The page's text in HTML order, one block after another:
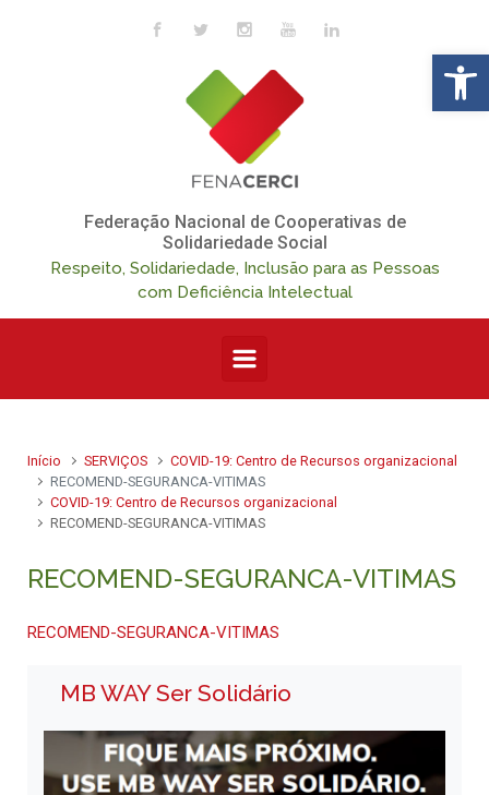
Skip to main content
Federação Nacional de Cooperativas de
Solidariedade Social
Respeito, Solidariedade, Inclusão para as Pessoas
com Deficiência Intelectual
Início SERVIÇOS
COVID-19: Centro de Recursos organizacional
RECOMEND-SEGURANCA-VITIMAS
COVID-19: Centro de Recursos organizacional
RECOMEND-SEGURANCA-VITIMAS
RECOMEND-SEGURANCA-VITIMAS
RECOMEND-SEGURANCA-VITIMAS
MB WAY Ser Solidário